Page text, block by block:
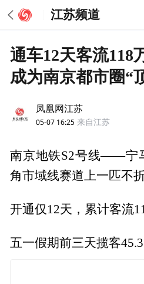
江苏频道
通车12天客流118
成为南京都市圈“
凤凰网江苏
05-07 16:25 来自江苏
南京地铁S2号线——宁
角市域线赛道上一匹不
开通仅12天，累计客流
五一假期前三天揽客